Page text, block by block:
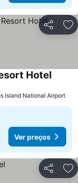
Partilhar
Hotel
Island National Airport
Ver preços
Partilhar